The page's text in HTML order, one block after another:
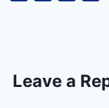
Leave a